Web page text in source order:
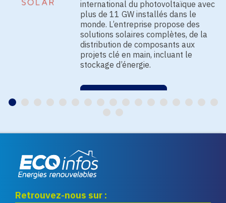
international du photovoltaïque avec
plus de 11 GW installés dans le
monde. L’entreprise propose des
solutions solaires complètes, de la
distribution de composants aux
projets clé en main, incluant le
stockage d’énergie.
renouvelables
Retrouvez-nous sur :